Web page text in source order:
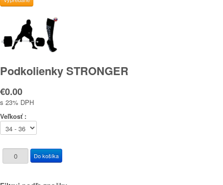
Podkolienky STRONGER
€0.00
s 23% DPH
Veľkosť :